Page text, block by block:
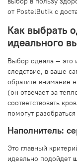
от PostelButik с
Как выбрать
идеального
Выбор одеяла — это
следствие, в ваше
обратите внимание
(он отвечает за
соответствовать
помогут
Наполнитель:
Это главный
идеально подойдет